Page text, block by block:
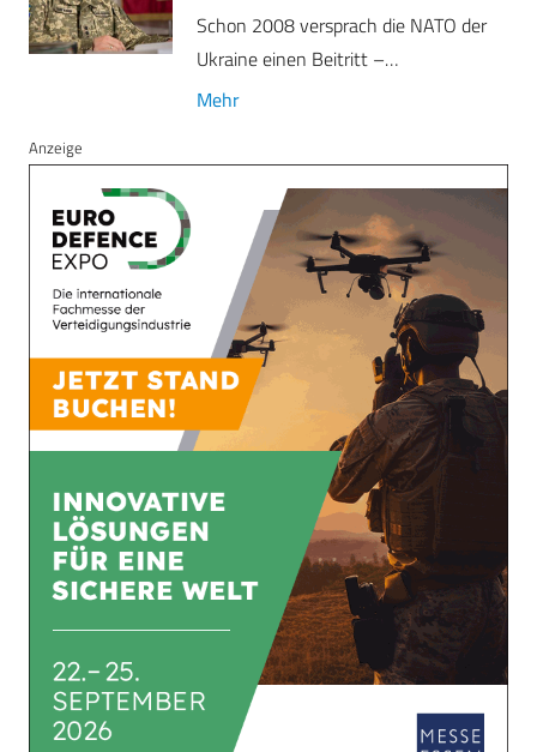
Schon 2008 versprach die NATO der
Ukraine einen Beitritt –…
Mehr
Anzeige